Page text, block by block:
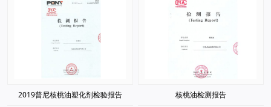
2019普尼核桃油塑化剂检验报告 核桃油检测报告